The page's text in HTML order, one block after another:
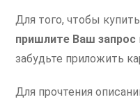
Для того, чтобы
пришлите Ваш запрос
забудьте приложить
Для прочтения